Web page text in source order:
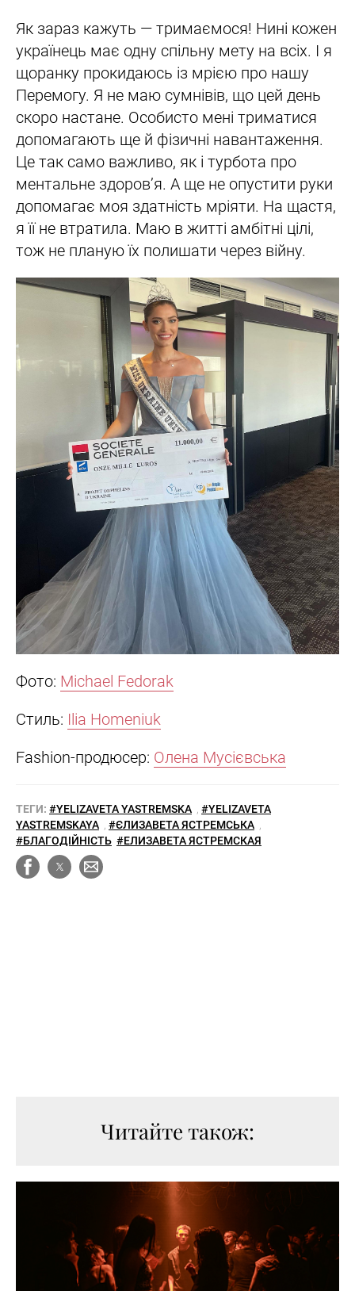
Як зараз кажуть — тримаємося! Нині кожен
українець має одну спільну мету на всіх. І я
щоранку прокидаюсь із мрією про нашу
Перемогу. Я не маю сумнівів, що цей день
скоро настане. Особисто мені триматися
допомагають ще й фізичні навантаження.
Це так само важливо, як і турбота про
ментальне здоров’я. А ще не опустити руки
допомагає моя здатність мріяти. На щастя,
я її не втратила. Маю в житті амбітні цілі,
тож не планую їх полишати через війну.
Фото: Michael Fedorak
Стиль: Ilia Homeniuk
Fashion-продюсер: Олена Мусієвська
ТЕГИ: #YELIZAVETA YASTREMSKA
#YELIZAVETA
YASTREMSKAYA
#ЄЛИЗАВЕТА ЯСТРЕМСЬКА
#БЛАГОДІЙНІСТЬ #ЕЛИЗАВЕТА ЯСТРЕМСКАЯ
Читайте також: